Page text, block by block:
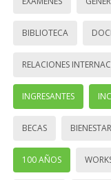
BIBLIOTECA
RELACIONES
INGRESANTES
BECAS
100 AÑOS